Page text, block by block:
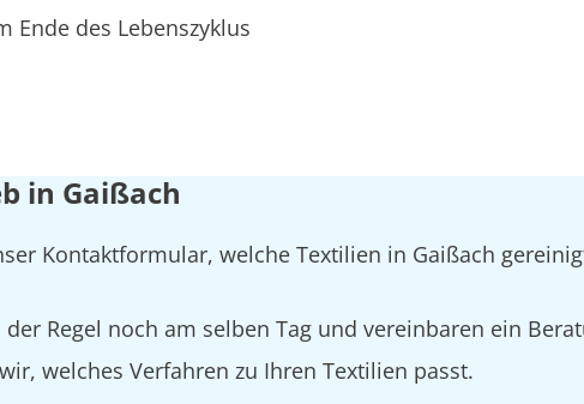
Ende des Lebenszyklus
in Gaißach
Kontaktformular, welche Textilien in Gaißach
Regel noch am selben Tag und vereinbaren ein
welches Verfahren zu Ihren Textilien passt.